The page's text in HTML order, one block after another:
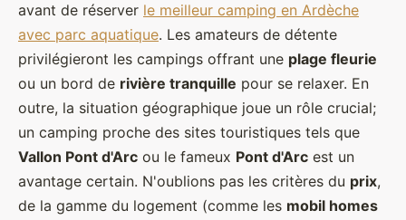
avant de réserver le meilleur camping en Ardèche
avec parc aquatique. Les amateurs de détente
privilégieront les campings offrant une plage fleurie
ou un bord de rivière tranquille pour se relaxer. En
outre, la situation géographique joue un rôle crucial;
un camping proche des sites touristiques tels que
Vallon Pont d'Arc ou le fameux Pont d'Arc est un
avantage certain. N'oublions pas les critères du prix,
de la gamme du logement (comme les mobil homes